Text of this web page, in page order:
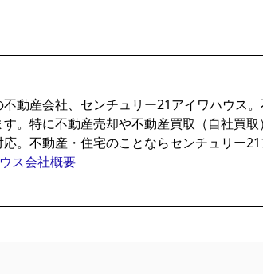
動産会社、センチュリー21アイワハウス
。特に不動産売却や不動産買取（自社買
。不動産・住宅のことならセンチュリー21
ス会社概要